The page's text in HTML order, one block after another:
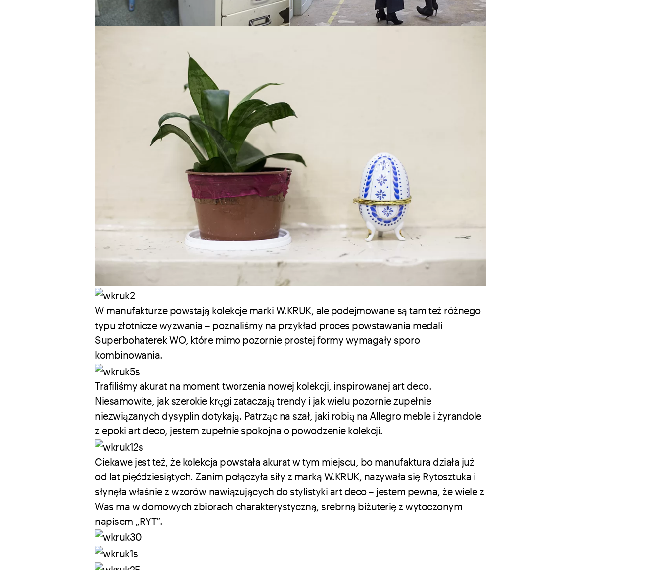
W manufakturze powstają kolekcje marki W.KRUK, ale podejmowane są tam też różnego
typu złotnicze wyzwania – poznaliśmy na przykład proces powstawania medali
Superbohaterek WO, które mimo pozornie prostej formy wymagały sporo
kombinowania.
Trafiliśmy akurat na moment tworzenia nowej kolekcji, inspirowanej art deco.
Niesamowite, jak szerokie kręgi zataczają trendy i jak wielu pozornie zupełnie
niezwiązanych dysyplin dotykają. Patrząc na szał, jaki robią na Allegro meble i żyrandole
z epoki art deco, jestem zupełnie spokojna o powodzenie kolekcji.
Ciekawe jest też, że kolekcja powstała akurat w tym miejscu, bo manufaktura działa już
od lat pięćdziesiątych. Zanim połączyła siły z marką W.KRUK, nazywała się Rytosztuka i
słynęła właśnie z wzorów nawiązujących do stylistyki art deco – jestem pewna, że wiele z
Was ma w domowych zbiorach charakterystyczną, srebrną biżuterię z wytoczonym
napisem „RYT”.